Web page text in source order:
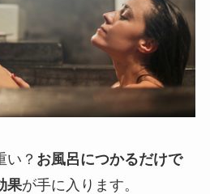
い？ お風呂につかるだけで
果が手に入ります。